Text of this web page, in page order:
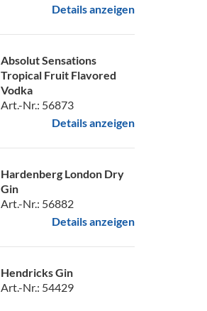
Details anzeigen
Absolut Sensations
Tropical Fruit Flavored
Vodka
Art.-Nr.: 56873
Details anzeigen
Hardenberg London Dry
Gin
Art.-Nr.: 56882
Details anzeigen
Hendricks Gin
Art.-Nr.: 54429